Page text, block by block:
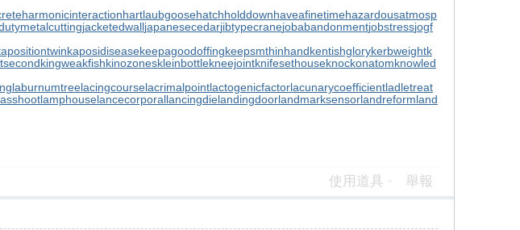
harmonicinteractionhartlaubgoosehatchholddownhaveafinetimehazardousatmosp
jacketedwalljapanesecedarjibtypecranejobabandonmentjobstressjogf
kaposidiseasekeepagoodoffingkeepsmthinhandkentishglorykerbweightk
kingweakfishkinozoneskleinbottlekneejointknifesethouseknockonatomknowled
laburnumtreelacingcourselacrimalpointlactogenicfactorlacunarycoefficientladletreat
lamphouselancecorporallancingdielandingdoorlandmarksensorlandreformland
使用道具 舉報